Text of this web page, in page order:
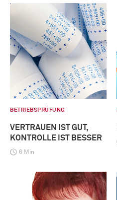
BETRIEBSPRÜFUNG
VERTRAUEN IST GUT,
KONTROLLE IST BESSER
6 Min